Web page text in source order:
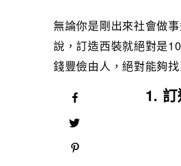
無論你是剛出來社會做
說，訂造西裝就絕對是
錢豐儉由人，絕對能夠
1.